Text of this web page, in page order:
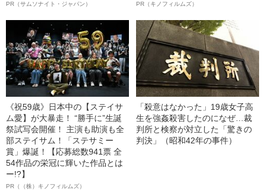
PR（サムソナイト・ジャパン） PR（キノフィルムズ）
《祝59歳》日本中の【ステイサ
ム愛】が大暴走！ “勝手に”生誕
祭試写会開催！ 主演も助演も全
部ステイサム！「ステサミー
賞」爆誕！【応募総数941票 全
54作品の栄冠に輝いた作品とは
ー!?】
PR（（株）キノフィルムズ）
「殺意はなかった」19歳女子高
生を強姦殺害したのになぜ…裁
判所と検察が対立した「驚きの
判決」（昭和42年の事件）